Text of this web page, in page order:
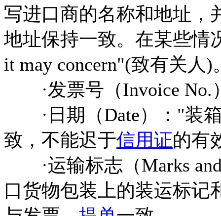
写进口商的名称和地址，
地址保持一致。在某些情
it may concern"(致有关人)
·发票号（Invoice No.
·日期（Date）："装箱
致，不能迟于信用证的有
·运输标志（Marks and
口货物包装上的装运标记